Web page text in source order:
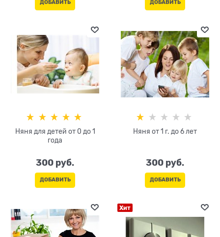
ДОБАВИТЬ ДОБАВИТЬ
Няня для детей от 0 до 1
года
300 руб.
ДОБАВИТЬ
Няня от 1 г. до 6 лет
300 руб.
ДОБАВИТЬ
Хит